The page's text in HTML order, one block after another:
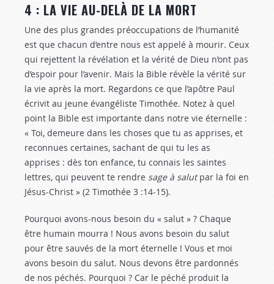
4 : LA VIE AU-DELÀ DE LA MORT
Une des plus grandes préoccupations de l’humanité
est que chacun d’entre nous est appelé à mourir. Ceux
qui rejettent la révélation et la vérité de Dieu n’ont pas
d’espoir pour l’avenir. Mais la Bible révèle la vérité sur
la vie après la mort. Regardons ce que l’apôtre Paul
écrivit au jeune évangéliste Timothée. Notez à quel
point la Bible est importante dans notre vie éternelle :
« Toi, demeure dans les choses que tu as apprises, et
reconnues certaines, sachant de qui tu les as
apprises : dès ton enfance, tu connais les saintes
lettres, qui peuvent te rendre sage à salutpar la foi en
Jésus-Christ » (2 Timothée 3 :14-15).
Pourquoi avons-nous besoin du « salut » ? Chaque
être humain mourra ! Nous avons besoin du salut
pour être sauvés de la mort éternelle ! Vous et moi
avons besoin du salut. Nous devons être pardonnés
de nos péchés. Pourquoi ? Car le péché produit la